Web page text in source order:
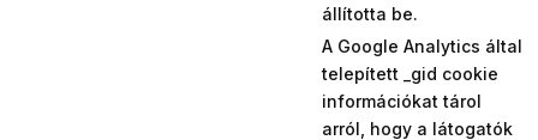
állította be.
A Google Analytics által
telepített _gid cookie
információkat tárol
arról, hogy a látogatók